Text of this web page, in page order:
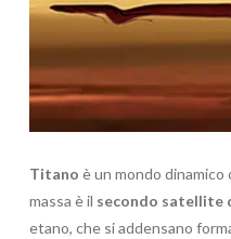
Titano è un mondo
massa è il secondo satellite
etano, che si addensano